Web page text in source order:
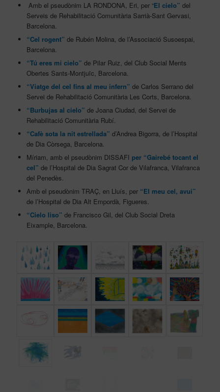
Amb el pseudònim LA RONDONA, Eri, per “El cielo” del
Serveis de Rehabilitació Comunitària Sarrià-Sant Gervasi,
Barcelona.
“Cel rogent” de Rubén Molina, de l’Associació Susoespai,
Barcelona.
“Tú eres mi cielo” de Pilar Ruiz, del Club Social Ments
Obertes Sants-Montjuïc, Barcelona.
“Viatge del cel fins al meu infern” de Carlos Serrano del
Servei de Rehabilitació Comunitària Les Corts, Barcelona.
“Burbujas al cielo” de Joana Ciudad, del Servei de
Rehabilitació Comunitària Rubí.
“Cafè sota la nit estrellada” d’Andrea Bigorra, de l’Hospital
de Dia Còrsega, Barcelona.
Míriam, amb el pseudònim DISSAFI per “Gairebé tocant el
cel” de l’Hospital de Dia Sagrat Cor de Vilafranca, Vilafranca
del Penedès.
Amb el pseudònim TRAÇ, en Lluís, per “El meu cel, avui”
de l’Hospital de Dia Alt Empordà, Figueres.
“Cielo liso” de Francisco Gil, del Club Social Dreta
Eixample, Barcelona.